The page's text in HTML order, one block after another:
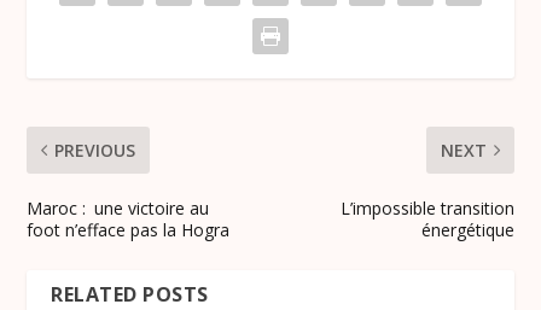
PREVIOUS
Maroc : une victoire au
foot n’efface pas la Hogra
NEXT
L’impossible transition
énergétique
RELATED POSTS